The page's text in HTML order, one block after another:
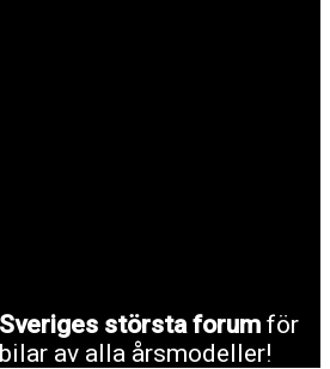
Sveriges största forum för
av alla årsmodeller!